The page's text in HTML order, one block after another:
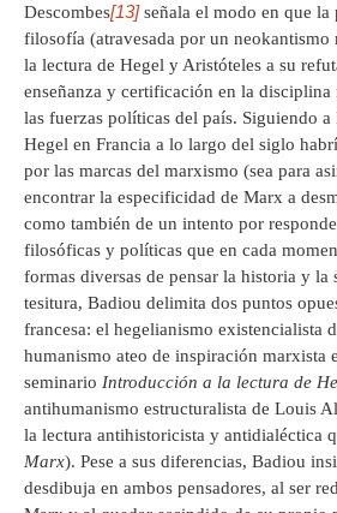
Descombes[13]señala el modo en que la
filosofía (atravesada por un neokantismo
la lectura de Hegel y Aristóteles a su
enseñanza y certificación en la disciplina
las fuerzas políticas del país. Siguiendo a
Hegel en Francia a lo largo del siglo
por las marcas del marxismo (sea para
encontrar la especificidad de Marx a
como también de un intento por
filosóficas y políticas que en cada
formas diversas de pensar la historia y la
tesitura, Badiou delimita dos puntos
francesa: el hegelianismo existencialista
humanismo ateo de inspiración marxista
seminario Introducción a la lectura de
antihumanismo estructuralista de Louis
la lectura antihistoricista y antidialéctica
Marx). Pese a sus diferencias, Badiou
desdibuja en ambos pensadores, al ser